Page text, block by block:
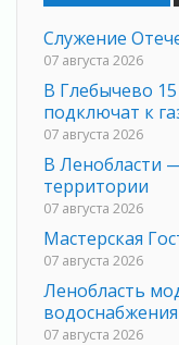
Служение
07 августа 2026
В Глебычево
подключат к
07 августа 2026
В Ленобласти
территории
07 августа 2026
Мастерская
07 августа 2026
Ленобласть
водоснабжения
07 августа 2026